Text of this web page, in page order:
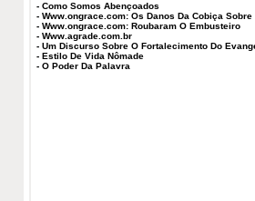
- Como Somos Abençoados
- Www.ongrace.com: Os Danos Da Cobiça Sobre
- Www.ongrace.com: Roubaram O Embusteiro
- Www.agrade.com.br
- Um Discurso Sobre O Fortalecimento Do
- Estilo De Vida Nômade
- O Poder Da Palavra